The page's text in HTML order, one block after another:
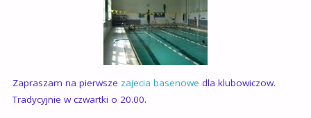
Zapraszam na pierwsze zajecia basenowe dla klubowiczow.
Tradycyjnie w czwartki o 20.00.